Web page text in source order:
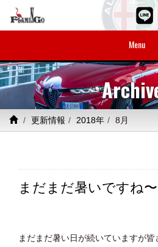
Menu
更新情報 2018年 8月
まだまだ暑いですね〜
まだまだ暑い日が続いていますが